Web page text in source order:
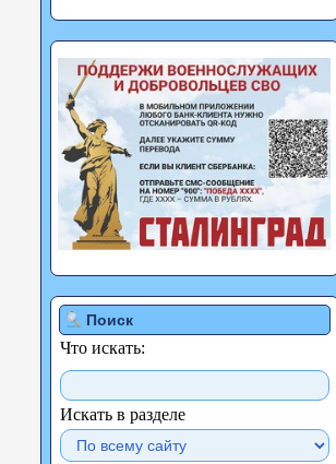
Поиск
Что искать:
Искать в разделе